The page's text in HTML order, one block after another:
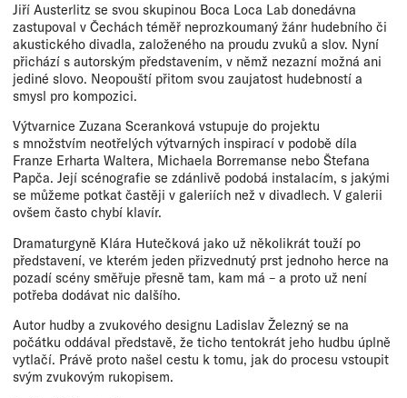
Jiří Austerlitz se svou skupinou Boca Loca Lab donedávna
zastupoval v Čechách téměř neprozkoumaný žánr hudebního či
akustického divadla, založeného na proudu zvuků a slov. Nyní
přichází s autorským představením, v němž nezazní možná ani
jediné slovo. Neopouští přitom svou zaujatost hudebností a
smysl pro kompozici.
Výtvarnice Zuzana Sceranková vstupuje do projektu
s množstvím neotřelých výtvarných inspirací v podobě díla
Franze Erharta Waltera, Michaela Borremanse nebo Štefana
Papča. Její scénografie se zdánlivě podobá instalacím, s jakými
se můžeme potkat častěji v galeriích než v divadlech. V galerii
ovšem často chybí klavír.
Dramaturgyně Klára Hutečková jako už několikrát touží po
představení, ve kterém jeden přizvednutý prst jednoho herce na
pozadí scény směřuje přesně tam, kam má – a proto už není
potřeba dodávat nic dalšího.
Autor hudby a zvukového designu Ladislav Železný se na
počátku oddával představě, že ticho tentokrát jeho hudbu úplně
vytlačí. Právě proto našel cestu k tomu, jak do procesu vstoupit
svým zvukovým rukopisem.